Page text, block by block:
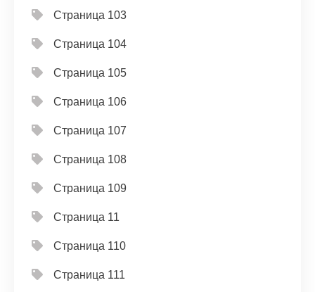
Страница 103
Страница 104
Страница 105
Страница 106
Страница 107
Страница 108
Страница 109
Страница 11
Страница 110
Страница 111